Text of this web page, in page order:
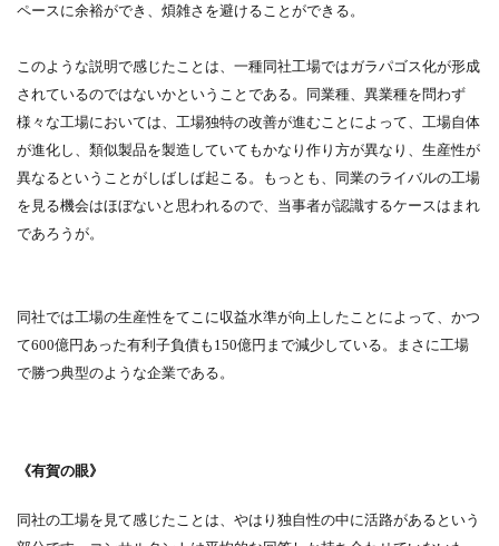
ペースに余裕ができ、煩雑さを避けることができる。
このような説明で感じたことは、一種同社工場ではガラパゴス化が形成
されているのではないかということである。同業種、異業種を問わず
様々な工場においては、工場独特の改善が進むことによって、工場自体
が進化し、類似製品を製造していてもかなり作り方が異なり、生産性が
異なるということがしばしば起こる。もっとも、同業のライバルの工場
を見る機会はほぼないと思われるので、当事者が認識するケースはまれ
であろうが。
同社では工場の生産性をてこに収益水準が向上したことによって、かつ
て600億円あった有利子負債も150億円まで減少している。まさに工場
で勝つ典型のような企業である。
《有賀の眼》
同社の工場を見て感じたことは、やはり独自性の中に活路があるという